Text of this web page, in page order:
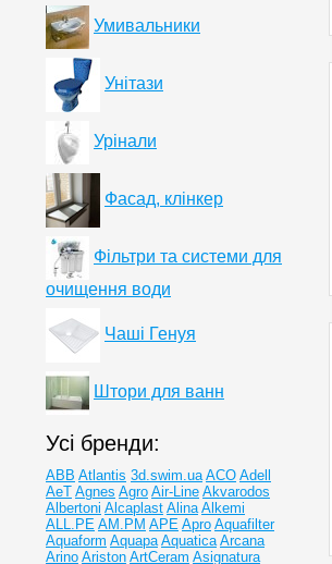
Умивальники
Унітази
Урінали
Фасад, клінкер
Фільтри та системи для
очищення води
Чаші Генуя
Штори для ванн
Усі бренди:
ABB Atlantis 3d.swim.ua ACO Adell
AeT Agnes Agro Air-Line Akvarodos
Albertoni Alcaplast Alina Alkemi
ALL.PE AM.PM APE Apro Aquafilter
Aquaform Aquapa Aquatica Arcana
Arino Ariston ArtCeram Asignatura